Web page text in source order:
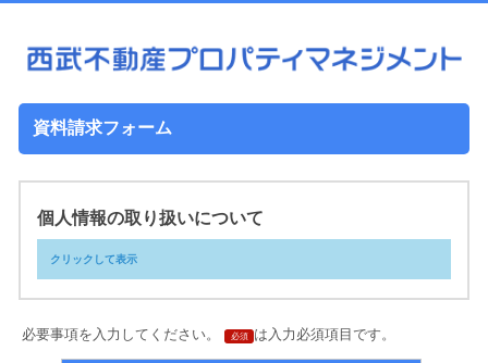
資料請求フォーム
個人情報の取り扱いについて
クリックして表示
必要事項を入力してください。 必須 は入力必須項目です。